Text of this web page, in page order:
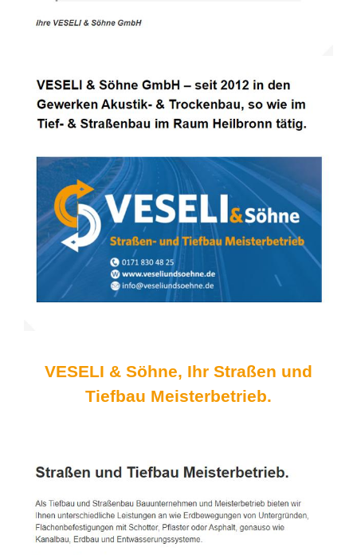
VESELI & Söhne, Ihr Straßen und
Tiefbau Meisterbetrieb.